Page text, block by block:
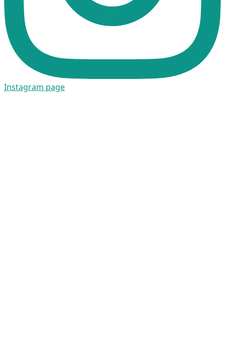
Instagram page